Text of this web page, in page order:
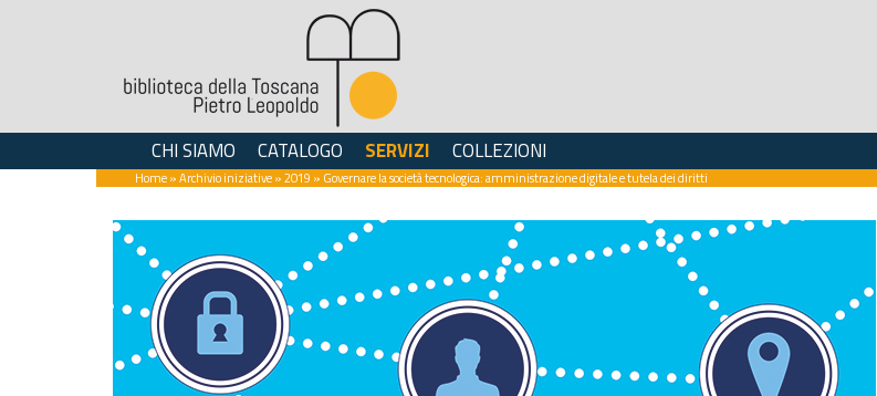
CHI SIAMO CATALOGO SERVIZI COLLEZIONI
Home»Archivio iniziative»2019 » Governare la società tecnologica: amministrazione digitale e tutela dei diritti